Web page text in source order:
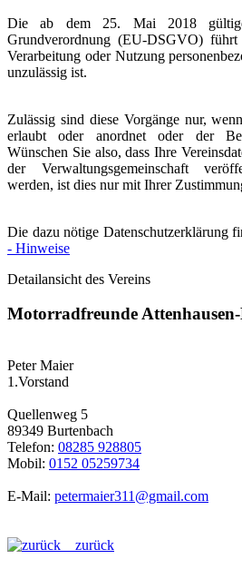
Die ab dem 25. Mai 2018 gültige
Grundverordnung (EU-DSGVO)
Verarbeitung oder Nutzung
unzulässig ist.
Zulässig sind diese Vorgänge nur,
erlaubt oder anordnet oder der
Wünschen Sie also, dass Ihre
der Verwaltungsgemeinschaft
werden, ist dies nur mit Ihrer
Die dazu nötige Datenschutzerklärung
- Hinweise
Detailansicht des Vereins
Motorradfreunde Attenhausen-
Peter Maier
1.Vorstand
Quellenweg 5
89349 Burtenbach
Telefon: 08285 928805
Mobil: 0152 05259734
E-Mail: petermaier311@gmail.com
zurück